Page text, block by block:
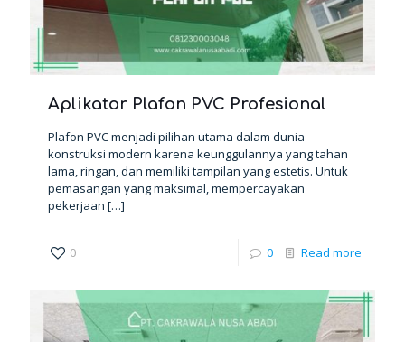
Aplikator Plafon PVC Profesional
Plafon PVC menjadi pilihan utama dalam dunia
konstruksi modern karena keunggulannya yang tahan
lama, ringan, dan memiliki tampilan yang estetis. Untuk
pemasangan yang maksimal, mempercayakan
pekerjaan […]
0 0 Read more